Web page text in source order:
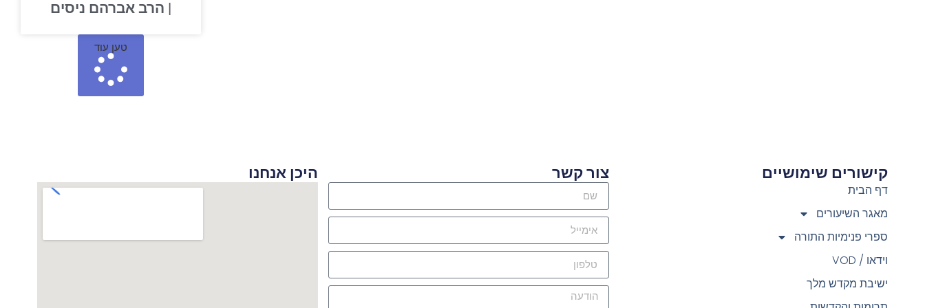
| הרב אברהם ניסים
טען עוד
קישורים שימושיים
דף הבית
מאגר השיעורים
ספרי פנימיות התורה
וידאו / VOD
ישיבת מקדש מלך
צור קשר היכן אנחנו